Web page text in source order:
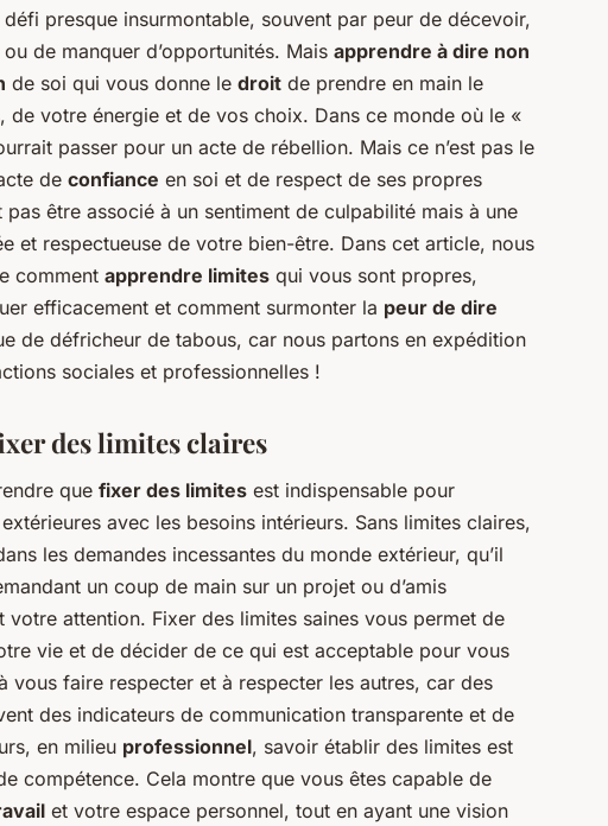
presque insurmontable, souvent par peur de décevoir,
de manquer d’opportunités. Mais apprendre à dire non
de soi qui vous donne le droit de prendre en main le
de votre énergie et de vos choix. Dans ce monde où le «
passer pour un acte de rébellion. Mais ce n’est pas le
de confiance en soi et de respect de ses propres
être associé à un sentiment de culpabilité mais à une
et respectueuse de votre bien-être. Dans cet article, nous
comment apprendre limites qui vous sont propres,
efficacement et comment surmonter la peur de dire
de défricheur de tabous, car nous partons en expédition
sociales et professionnelles !
des limites claires
que fixer des limites est indispensable pour
avec les besoins intérieurs. Sans limites claires,
les demandes incessantes du monde extérieur, qu’il
un coup de main sur un projet ou d’amis
votre attention. Fixer des limites saines vous permet de
vie et de décider de ce qui est acceptable pour vous
vous faire respecter et à respecter les autres, car des
des indicateurs de communication transparente et de
en milieu professionnel, savoir établir des limites est
compétence. Cela montre que vous êtes capable de
et votre espace personnel, tout en ayant une vision